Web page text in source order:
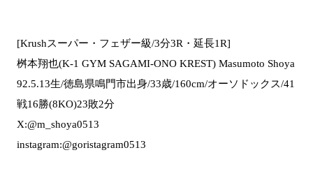
[Krushスーパー・フェザー級/3分3R・延長1R]
桝本翔也(K-1 GYM SAGAMI-ONO KREST) Masumoto Shoya
92.5.13生/徳島県鳴門市出身/33歳/160cm/オーソドックス/41
戦16勝(8KO)23敗2分
X:@m_shoya0513
instagram:@goristagram0513